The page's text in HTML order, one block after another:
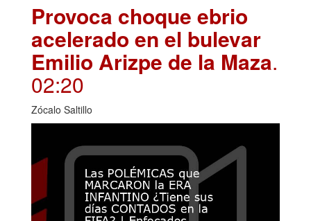
Provoca choque ebrio
acelerado en el bulevar
Emilio Arizpe de la Maza.
02:20
Zócalo Saltillo